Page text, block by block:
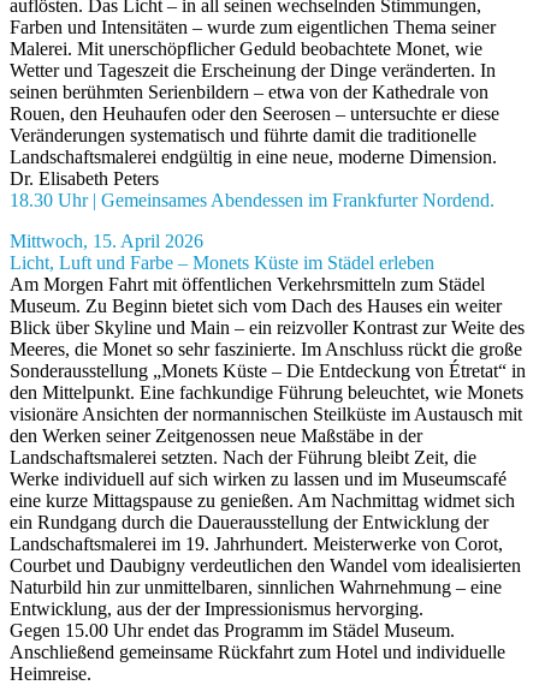
auflösten. Das Licht – in all seinen wechselnden Stimmungen,
Farben und Intensitäten – wurde zum eigentlichen Thema seiner
Malerei. Mit unerschöpflicher Geduld beobachtete Monet, wie
Wetter und Tageszeit die Erscheinung der Dinge veränderten. In
seinen berühmten Serienbildern – etwa von der Kathedrale von
Rouen, den Heuhaufen oder den Seerosen – untersuchte er diese
Veränderungen systematisch und führte damit die traditionelle
Landschaftsmalerei endgültig in eine neue, moderne Dimension.
Dr. Elisabeth Peters
18.30 Uhr | Gemeinsames Abendessen im Frankfurter Nordend.
Mittwoch, 15. April 2026
Licht, Luft und Farbe – Monets Küste im Städel erleben
Am Morgen Fahrt mit öffentlichen Verkehrsmitteln zum Städel
Museum. Zu Beginn bietet sich vom Dach des Hauses ein weiter
Blick über Skyline und Main – ein reizvoller Kontrast zur Weite des
Meeres, die Monet so sehr faszinierte. Im Anschluss rückt die große
Sonderausstellung „Monets Küste – Die Entdeckung von Étretat“ in
den Mittelpunkt. Eine fachkundige Führung beleuchtet, wie Monets
visionäre Ansichten der normannischen Steilküste im Austausch mit
den Werken seiner Zeitgenossen neue Maßstäbe in der
Landschaftsmalerei setzten. Nach der Führung bleibt Zeit, die
Werke individuell auf sich wirken zu lassen und im Museumscafé
eine kurze Mittagspause zu genießen. Am Nachmittag widmet sich
ein Rundgang durch die Dauerausstellung der Entwicklung der
Landschaftsmalerei im 19. Jahrhundert. Meisterwerke von Corot,
Courbet und Daubigny verdeutlichen den Wandel vom idealisierten
Naturbild hin zur unmittelbaren, sinnlichen Wahrnehmung – eine
Entwicklung, aus der der Impressionismus hervorging.
Gegen 15.00 Uhr endet das Programm im Städel Museum.
Anschließend gemeinsame Rückfahrt zum Hotel und individuelle
Heimreise.